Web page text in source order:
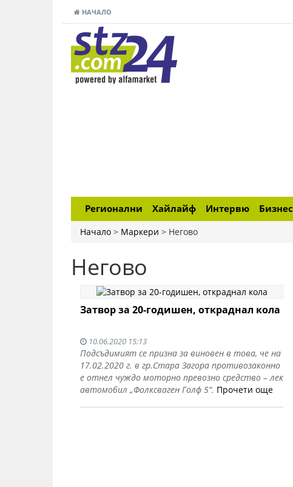
НАЧАЛО
Регионални Хайлайф Интервю Бизнес
Начало > Маркери > Негово
Негово
Затвор за 20-годишен, откраднал кола
10.06.2020 15:13
Подсъдимият се призна за виновен в това, че на
17.02.2020 г. в гр.Стара Загора противозаконно
е отнел чуждо моторно превозно средство – лек
автомобил „Фолксваген Голф 5“. Прочети още